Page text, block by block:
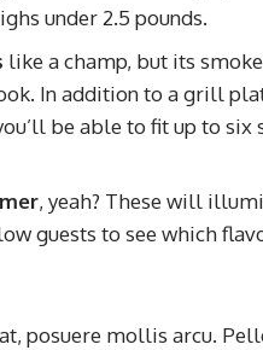
under 2.5 pounds.
like a champ, but its
In addition to a grill
be able to fit up to six
, yeah? These will
guests to see which
posuere mollis arcu.